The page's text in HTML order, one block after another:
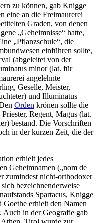
zu können, gab Knigge
eine an die Freimaurerei
Graden, von denen
„Geheimnisse“ hatte,
„Pflanzschule“, die
einführen sollte,
(abgeleitet von der
minor (lat. für
angelehnte
Geselle, Meister,
und Illuminatus
Orden krönen sollte die
Regent, Magus (lat.
bestand. Die Vorschriften
in der kurzen Zeit, die der
erhielt jedes
Geheimnamen („nom de
zumindest nicht-orthodoxer
bezeichnenderweise
Spartacus, Knigge
erhielt den Namen
Auch in der Geografie gab